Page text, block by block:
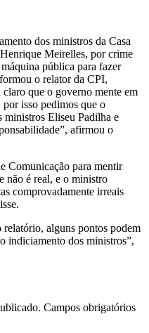
dos ministros da Casa
Meirelles, por crime
pública para fazer
o relator da CPI,
que o governo mente em
isso pedimos que o
Eliseu Padilha e
afirmou o
Comunicação para mentir
não é real, e o ministro
comprovadamente irreais
alguns pontos podem
indiciamento dos ministros”,
Campos obrigatórios